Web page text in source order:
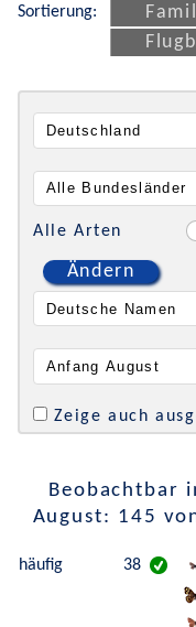
Sortierung:
Alle Arten
Ändern
Zeige auch
Beobachtbar
August: 145
häufig 38